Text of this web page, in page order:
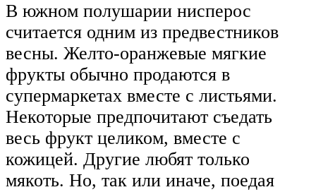
В южном полушарии нисперос
считается одним из предвестников
весны. Желто-оранжевые мягкие
фрукты обычно продаются в
супермаркетах вместе с листьями.
Некоторые предпочитают съедать
весь фрукт целиком, вместе с
кожицей. Другие любят только
мякоть. Но, так или иначе, поедая